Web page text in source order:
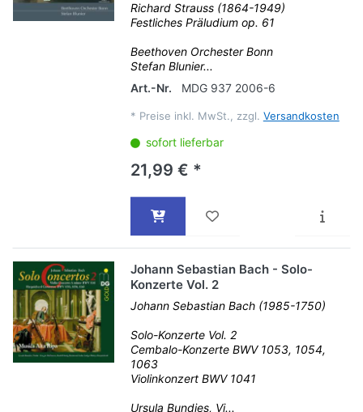
Richard Strauss (1864-1949)
Festliches Präludium op. 61
Beethoven Orchester Bonn
Stefan Blunier...
Art.-Nr.
MDG 937 2006-6
* Preise inkl. MwSt., zzgl. Versandkosten
sofort lieferbar
21,99 € *
Johann Sebastian Bach - Solo-
Konzerte Vol. 2
Johann Sebastian Bach (1985-1750)
Solo-Konzerte Vol. 2
Cembalo-Konzerte BWV 1053, 1054,
1063
Violinkonzert BWV 1041
Ursula Bundies, Vi...